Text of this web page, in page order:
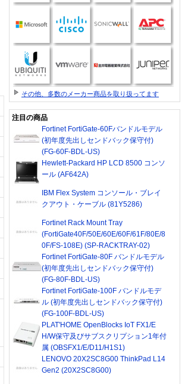
その他、多数のメーカー商品を取り扱ってます
注目の商品
Fortinet FortiGate-60Fバンドルモデル
(初年度先出しセンドバック保守付)
(FG-60F-BDL-US)
Hewlett-Packard HP LCD 8500 コンソ
ール (AF642A)
IBM Flex System コンソール・ブレイ
クアウト・ケーブル (81Y5286)
Fortinet Rack Mount Tray
(FortiGate40F/50E/60E/60F/61F/80E/8
0F/FS-108E) (SP-RACKTRAY-02)
Fortinet FortiGate-80F バンドルモデル
(初年度先出しセンドバック保守付)
(FG-80F-BDL-US)
Fortinet FortiGate-100F バンドルモデ
ル (初年度先出しセンドバック保守付)
(FG-100F-BDL-US)
PLAT'HOME OpenBlocks IoT FX1/E
H/W保守及びサブスクリプション1年付
属 (OBSFX1/E/D11/H1S1)
LENOVO 20X2SC8G00 ThinkPad L14
Gen2 (20X2SC8G00)